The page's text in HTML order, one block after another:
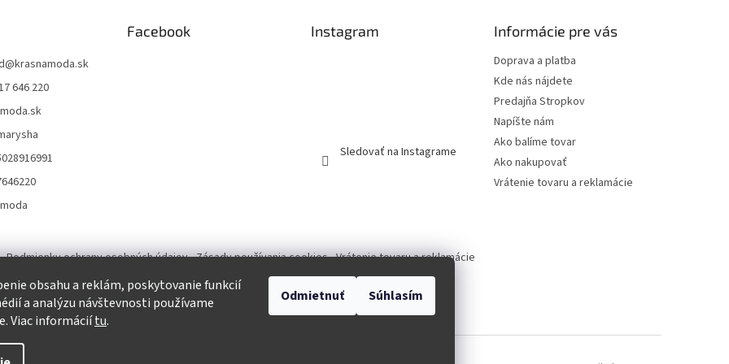
obsahu a reklám, poskytovanie funkcií
a analýzu návštevnosti používame
Viac informáciítu.
Odmietnuť Súhlasím
@krasnamoda.sk
646 220
Facebook Instagram
Sledovať na Instagrame
Informácie pre vás
Doprava a platba
Kde nás nájdete
Predajňa Stropkov
Napíšte nám
Ako balíme tovar
Ako nakupovať
Vrátenie tovaru a reklamácie
Podmienky ochrany osobných údajov Zásady používania cookies Vrátenie tovaru a reklamácie
Tvorba eshopu a SEO optimalizácia